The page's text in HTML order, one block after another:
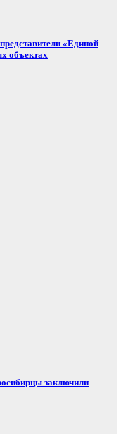
«Единой
объектах
заключили